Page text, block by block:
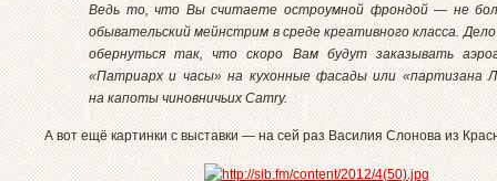
Ведь то, что Вы считаете остроумной фрондой — не
обывательский мейнстрим в среде креативного класса.
обернуться так, что скоро Вам будут заказывать
«Патриарх и часы» на кухонные фасады или «партизана
на капоты чиновничьих Camry.
А вот ещё картинки с выставки — на сей раз Василия Слонова из